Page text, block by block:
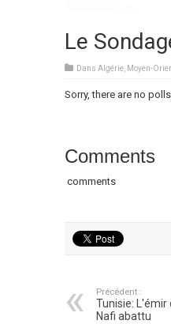
Dans Algérie, Moyen-
Sorry, there are no
Comments
comments
Précédent :
Tunisie: L'émir
Nafi abattu